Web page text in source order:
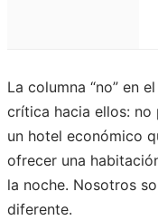
La columna “no” en
crítica hacia ellos: no
un hotel económico
ofrecer una
la noche. Nosotros
diferente.